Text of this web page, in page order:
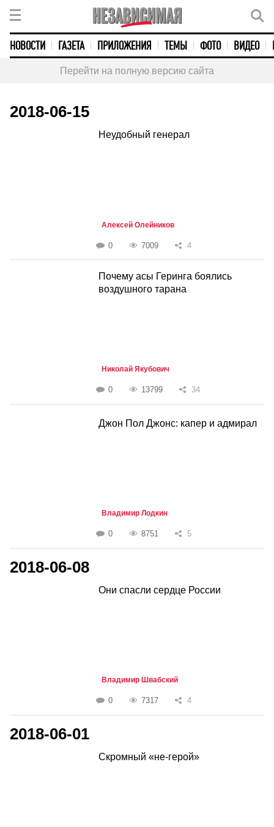
НОВОСТИ ГАЗЕТА ПРИЛОЖЕНИЯ ТЕМЫ ФОТО ВИДЕО
Перейти на полную версию сайта
2018-06-15
Неудобный генерал
Алексей Олейников
0 7009 4
Почему асы Геринга боялись
воздушного тарана
Николай Якубович
0 13799 34
Джон Пол Джонс: капер и адмирал
Владимир Лодкин
0 8751 5
2018-06-08
Они спасли сердце России
Владимир Швабский
0 7317 4
2018-06-01
Скромный «не-герой»